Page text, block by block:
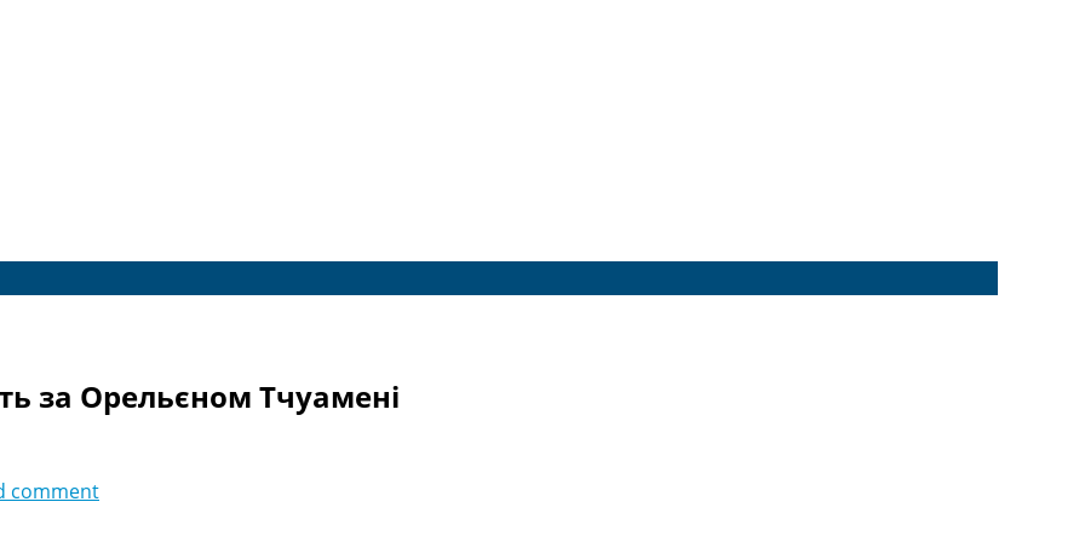
за Орельєном Тчуамені
comment